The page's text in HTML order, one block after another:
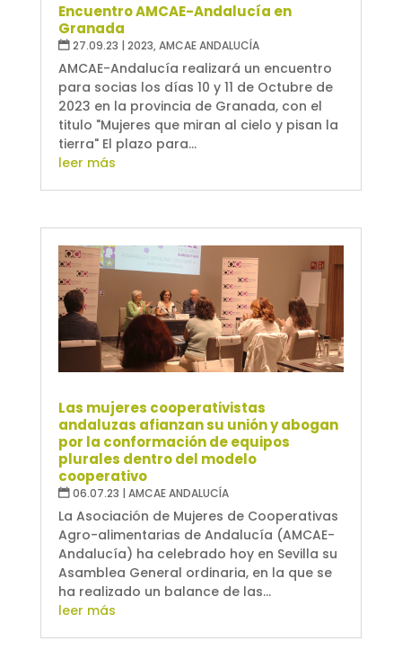
Encuentro AMCAE-Andalucía en
Granada
27.09.23 | 2023,AMCAE ANDALUCÍA
AMCAE-Andalucía realizará un encuentro
para socias los días 10 y 11 de Octubre de
2023 en la provincia de Granada, con el
titulo "Mujeres que miran al cielo y pisan la
tierra" El plazo para...
leer más
Las mujeres cooperativistas
andaluzas afianzan su unión y abogan
por la conformación de equipos
plurales dentro del modelo
cooperativo
06.07.23 | AMCAE ANDALUCÍA
La Asociación de Mujeres de Cooperativas
Agro-alimentarias de Andalucía (AMCAE-
Andalucía) ha celebrado hoy en Sevilla su
Asamblea General ordinaria, en la que se
ha realizado un balance de las...
leer más